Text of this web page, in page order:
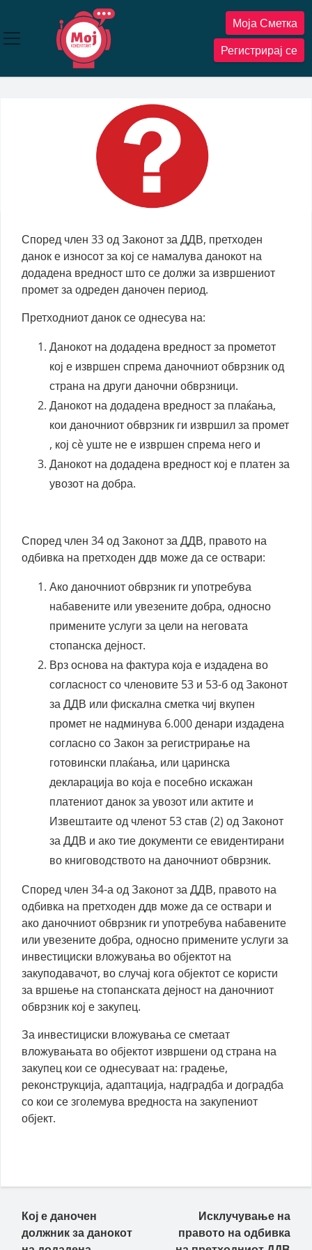
содржината
Моја Сметка
Регистрирај се
Според член 33 од Законот за ДДВ, претходен
данок е износот за кој се намалува данокот на
додадена вредност што се должи за извршениот
промет за одреден даночен период.
Претходниот данок се однесува на:
Данокот на додадена вредност за прометот
кој е извршен спрема даночниот обврзник од
страна на други даночни обврзници.
Данокот на додадена вредност за плаќања,
кои даночниот обврзник ги извршил за промет
, кој сè уште не е извршен спрема него и
Данокот на додадена вредност кој е платен за
увозот на добра.
Според член 34 од Законот за ДДВ, правото на
одбивка на претходен ддв може да се оствари:
Ако даночниот обврзник ги употребува
набавените или увезените добра, односно
примените услуги за цели на неговата
стопанска дејност.
Врз основа на фактура која е издадена во
согласност со членовите 53 и 53-б од Законот
за ДДВ или фискална сметка чиј вкупен
промет не надминува 6.000 денари издадена
согласно со Закон за регистрирање на
готовински плаќања, или царинска
декларација во која е посебно искажан
платениот данок за увозот или актите и
Извештаите од членот 53 став (2) од Законот
за ДДВ и ако тие документи се евидентирани
во книговодството на даночниот обврзник.
Според член 34-а од Законот за ДДВ, правото на
одбивка на претходен ддв може да се оствари и
ако даночниот обврзник ги употребува набавените
или увезените добра, односно примените услуги за
инвестициски вложувања во објектот на
закуподавачот, во случај кога објектот се користи
за вршење на стопанската дејност на даночниот
обврзник кој е закупец.
За инвестициски вложувања се сметаат
вложувањата во објектот извршени од страна на
закупец кои се однесуваат на: градење,
реконструкција, адаптација, надградба и доградба
со кои се зголемува вредноста на закупениот
објект.
Пост навигација
Кој е даночен
должник за данокот
Исклучување на
правото на одбивка